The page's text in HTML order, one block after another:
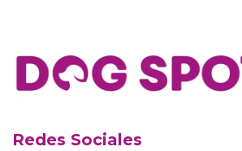
Redes Sociales